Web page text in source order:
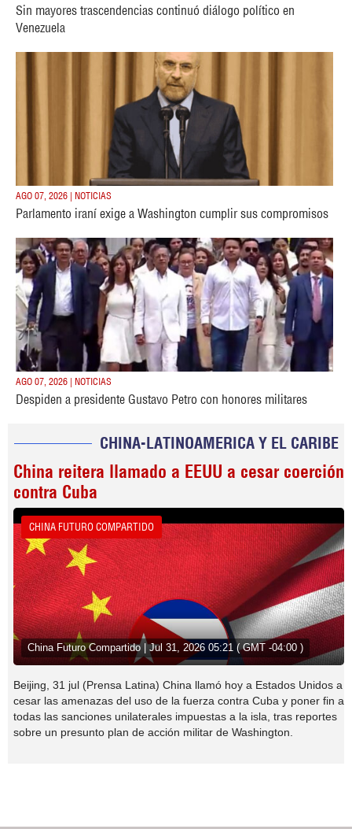
Sin mayores trascendencias continuó diálogo político en
Venezuela
AGO 07, 2026 | NOTICIAS
Parlamento iraní exige a Washington cumplir sus compromisos
AGO 07, 2026 | NOTICIAS
Despiden a presidente Gustavo Petro con honores militares
CHINA-LATINOAMERICA Y EL CARIBE
China reitera llamado a EEUU a cesar coerción
contra Cuba
CHINA FUTURO COMPARTIDO
China Futuro Compartido | Jul 31, 2026 05:21 ( GMT -04:00 )
Beijing, 31 jul (Prensa Latina) China llamó hoy a Estados Unidos a
cesar las amenazas del uso de la fuerza contra Cuba y poner fin a
todas las sanciones unilaterales impuestas a la isla, tras reportes
sobre un presunto plan de acción militar de Washington.